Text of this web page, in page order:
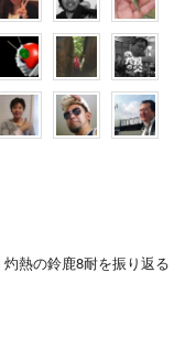
熱の鈴鹿8耐を振り返る